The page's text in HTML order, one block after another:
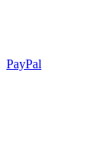
PayPal